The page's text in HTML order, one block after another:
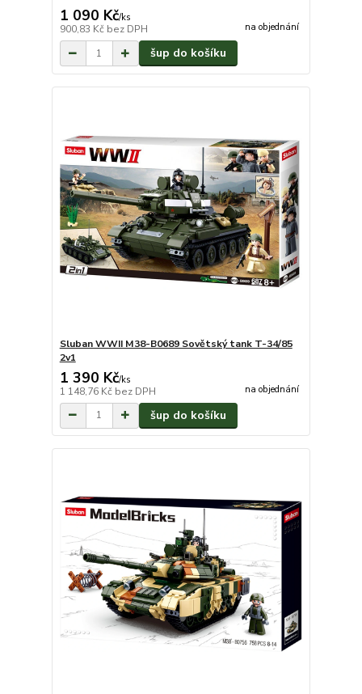
1 090 Kč/ks
900,83 Kč bez DPH na objednání
šup do košíku
Sluban WWII M38-B0689 Sovětský tank T-34/85
2v1
1 390 Kč/ks
1 148,76 Kč bez DPH na objednání
šup do košíku